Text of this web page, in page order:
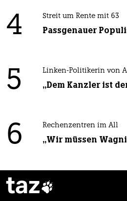
4 Streit um Rente mit 63
Passgenauer
5 Linken-Politikerin von
„Dem Kanzler ist
6 Rechenzentren im All
„Wir müssen
taz